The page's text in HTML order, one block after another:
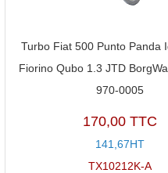
Turbo Fiat 500 Punto Panda
Fiorino Qubo 1.3 JTD
970-0005
170,00 TTC
141,67HT
TX10212K-A